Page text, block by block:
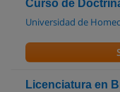
Curso de
Universidad de
Licenciatura en